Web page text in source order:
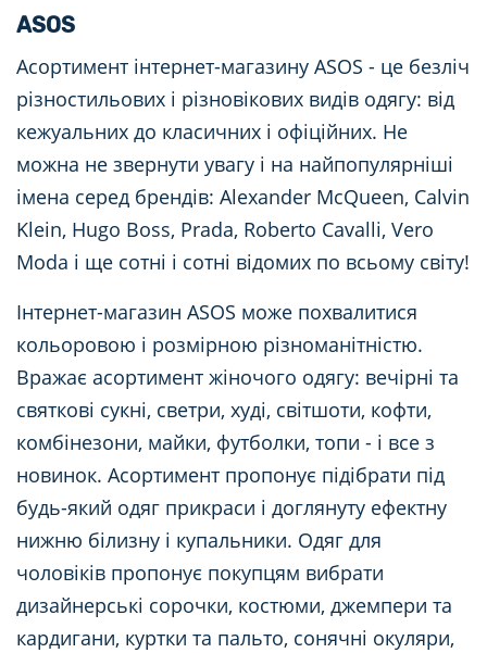
ASOS
Асортимент інтернет-магазину ASOS - це безліч
різностильових і різновікових видів одягу: від
кежуальних до класичних і офіційних. Не
можна не звернути увагу і на найпопулярніші
імена серед брендів: Alexander McQueen, Calvin
Klein, Hugo Boss, Prada, Roberto Cavalli, Vero
Moda і ще сотні і сотні відомих по всьому світу!
Інтернет-магазин ASOS може похвалитися
кольоровою і розмірною різноманітністю.
Вражає асортимент жіночого одягу: вечірні та
святкові сукні, светри, худі, світшоти, кофти,
комбінезони, майки, футболки, топи - і все з
новинок. Асортимент пропонує підібрати під
будь-який одяг прикраси і доглянуту ефектну
нижню білизну і купальники. Одяг для
чоловіків пропонує покупцям вибрати
дизайнерські сорочки, костюми, джемпери та
кардигани, куртки та пальто, сонячні окуляри,